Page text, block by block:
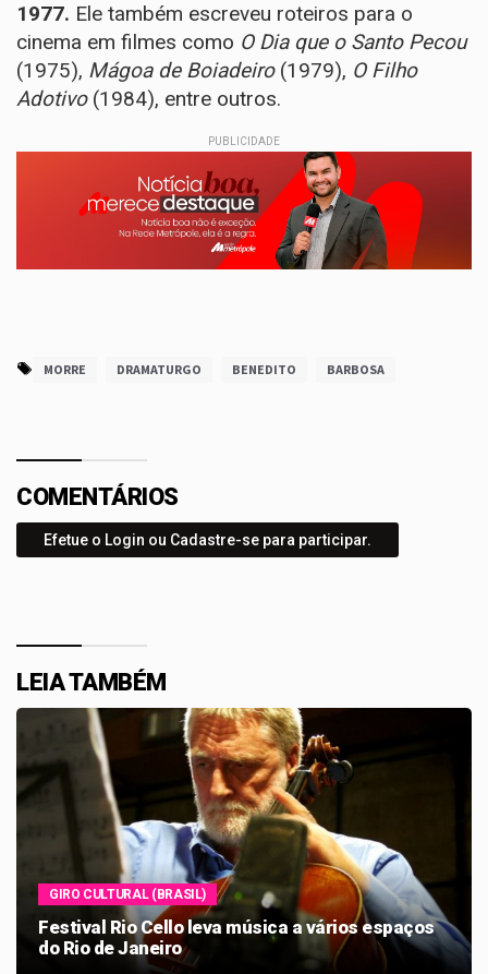
1977. Ele também escreveu roteiros para o
cinema em filmes como O Dia que o Santo Pecou
(1975), Mágoa de Boiadeiro(1979), O Filho
Adotivo(1984), entre outros.
PUBLICIDADE
MORRE DRAMATURGO BENEDITO BARBOSA
COMENTÁRIOS
Efetue o Login ou Cadastre-se para participar.
LEIA TAMBÉM
GIRO CULTURAL (BRASIL)
Festival Rio Cello leva música a vários espaços
do Rio de Janeiro